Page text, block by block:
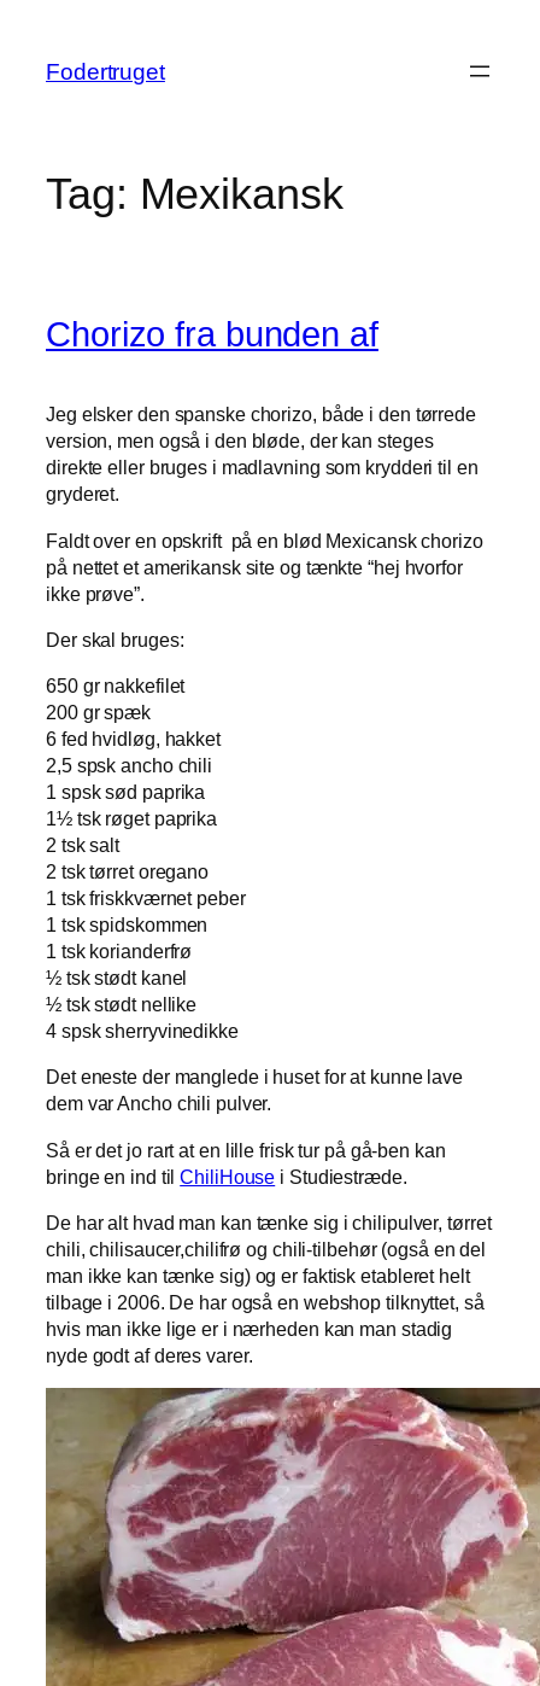
indhold
Fodertruget
Tag: Mexikansk
Chorizo fra bunden af
Jeg elsker den spanske chorizo, både i den tørrede
version, men også i den bløde, der kan steges
direkte eller bruges i madlavning som krydderi til en
gryderet.
Faldt over en opskrift på en blød Mexicansk chorizo
på nettet et amerikansk site og tænkte “hej hvorfor
ikke prøve”.
Der skal bruges:
650 gr nakkefilet
200 gr spæk
6 fed hvidløg, hakket
2,5 spsk ancho chili
1 spsk sød paprika
1½ tsk røget paprika
2 tsk salt
2 tsk tørret oregano
1 tsk friskkværnet peber
1 tsk spidskommen
1 tsk korianderfrø
½ tsk stødt kanel
½ tsk stødt nellike
4 spsk sherryvinedikke
Det eneste der manglede i huset for at kunne lave
dem var Ancho chili pulver.
Så er det jo rart at en lille frisk tur på gå-ben kan
bringe en ind tilChiliHouse i Studiestræde.
De har alt hvad man kan tænke sig i chilipulver, tørret
chili, chilisaucer,chilifrø og chili-tilbehør (også en del
man ikke kan tænke sig) og er faktisk etableret helt
tilbage i 2006. De har også en webshop tilknyttet, så
hvis man ikke lige er i nærheden kan man stadig
nyde godt af deres varer.